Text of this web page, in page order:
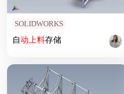
SOLIDWORKS
自动上料存储